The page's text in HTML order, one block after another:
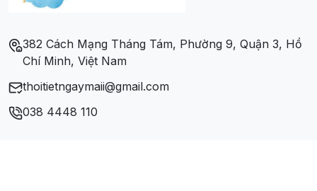
382 Cách Mạng Tháng Tám, Phường 9, Quận 3, Hồ
Chí Minh, Việt Nam
thoitietngaymaii@gmail.com
038 4448 110